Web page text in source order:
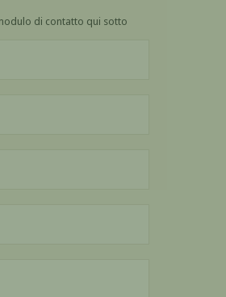
di contatto qui sotto